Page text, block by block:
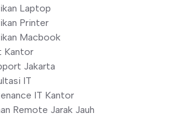
Laptop
Printer
Macbook
Kantor
Jakarta
IT
IT Kantor
Remote Jarak Jauh